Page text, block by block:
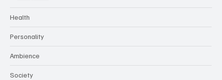
Health
Personality
Ambience
Society